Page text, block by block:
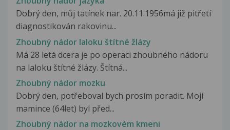
Dobrý den, můj tatínek nar. 20.11.1956má již pitřetí
diagnostikován rakovinu...
Zhoubný nádor laloku štítné žlázy
Má 28 letá dcera je po operaci zhoubného nádoru
na laloku štítné žlázy. Štítná...
Zhoubný nádor mozku
Dobrý den, potřeboval bych prosím poradit. Mojí
mamince (64let) byl před...
Zhoubný nádor na mozkovém kmeni